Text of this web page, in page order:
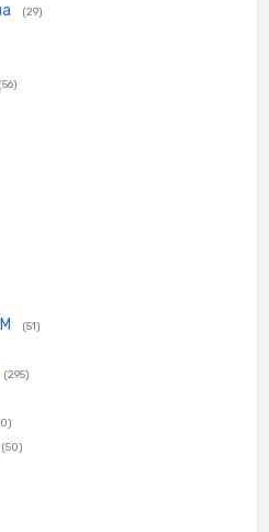
(29)
(56)
(51)
(295)
(50)